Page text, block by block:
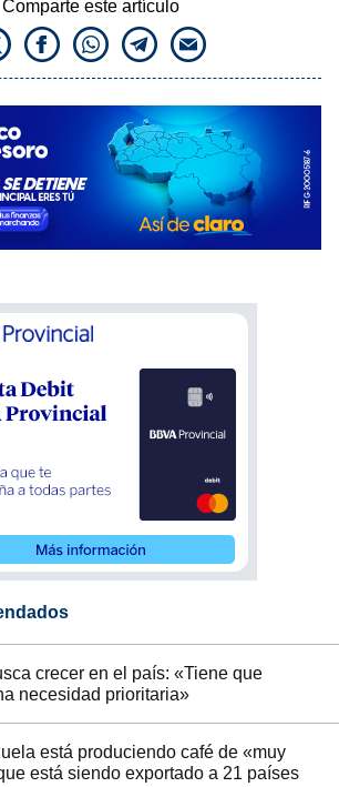
Comparte este artículo
crecer en el país: «Tiene que
necesidad prioritaria»
está produciendo café de «muy
está siendo exportado a 21 países